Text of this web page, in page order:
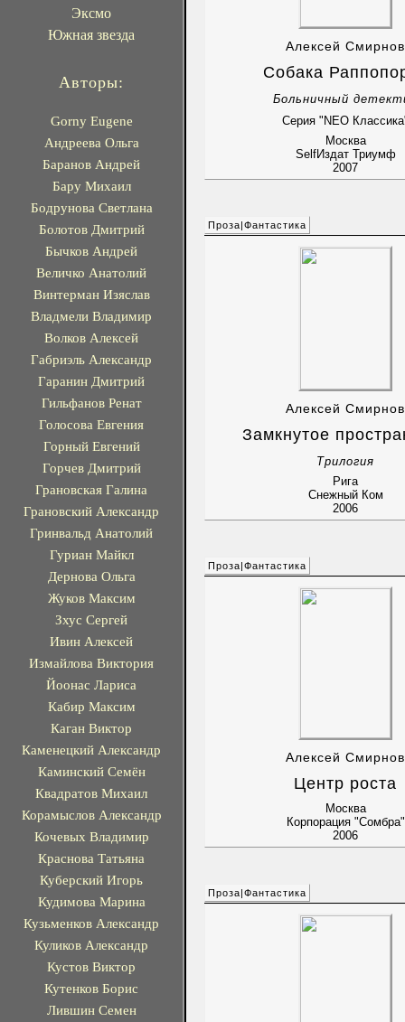
Эксмо
Южная звезда
Авторы:
Gorny Eugene
Андреева Ольга
Баранов Андрей
Бару Михаил
Бодрунова Светлана
Болотов Дмитрий
Бычков Андрей
Величко Анатолий
Винтерман Изяслав
Владмели Владимир
Волков Алексей
Габриэль Александр
Гаранин Дмитрий
Гильфанов Ренат
Голосова Евгения
Горный Евгений
Горчев Дмитрий
Грановская Галина
Грановский Александр
Гринвальд Анатолий
Гуриан Майкл
Дернова Ольга
Жуков Максим
Зхус Сергей
Ивин Алексей
Измайлова Виктория
Йоонас Лариса
Кабир Максим
Каган Виктор
Каменецкий Александр
Каминский Семён
Квадратов Михаил
Корамыслов Александр
Кочевых Владимир
Краснова Татьяна
Куберский Игорь
Кудимова Марина
Кузьменков Александр
Куликов Александр
Кустов Виктор
Кутенков Борис
Лившин Семен
Алексей Смирнов
Собака
Больничный
Серия "NEO
Москва
SelfИздат Триумф
2007
Проза|Фантастика
Алексей Смирнов
Замкнутое
Трилогия
Рига
Снежный Ком
2006
Проза|Фантастика
Алексей Смирнов
Центр роста
Москва
Корпорация "Сомбра"
2006
Проза|Фантастика